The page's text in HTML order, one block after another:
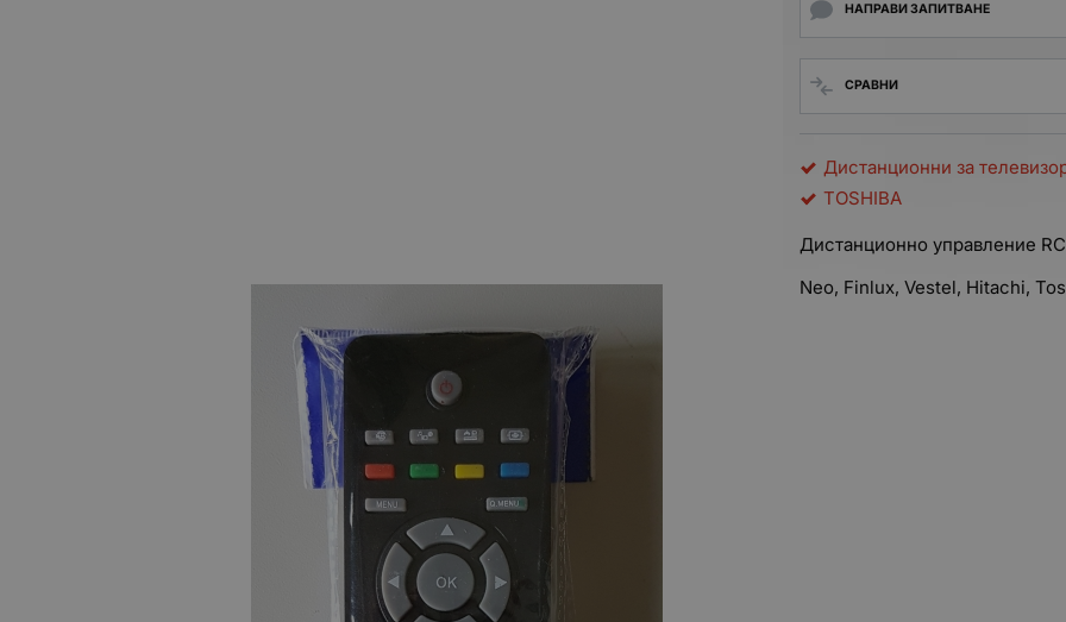
НАПРАВИ ЗАПИТВАНЕ
СРАВНИ
Дистанционни за
TOSHIBA
Дистанционно управление
Neo, Finlux, Vestel, Hitachi,